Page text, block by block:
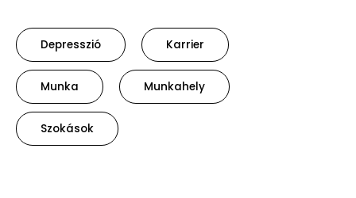
Depresszió Karrier
Munka Munkahely
Szokások